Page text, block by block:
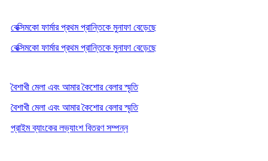
বেক্সিমকো ফার্মার প্রথম প্রান্তিকে মুনাফা বেড়েছে
বেক্সিমকো ফার্মার প্রথম প্রান্তিকে মুনাফা বেড়েছে
বৈশাখী মেলা এবং আমার কৈশোর বেলার স্মৃতি
বৈশাখী মেলা এবং আমার কৈশোর বেলার স্মৃতি
প্রাইম ব্যাংকের লভ্যাংশ বিতরণ সম্পন্ন